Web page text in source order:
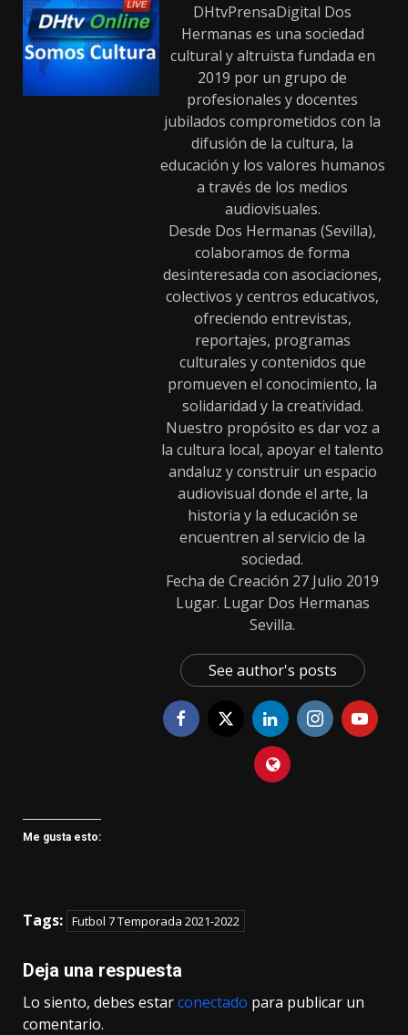
DHtvPrensaDigital Dos
Hermanas es una sociedad
cultural y altruista fundada en
2019 por un grupo de
profesionales y docentes
jubilados comprometidos con la
difusión de la cultura, la
educación y los valores humanos
a través de los medios
audiovisuales.
Desde Dos Hermanas (Sevilla),
colaboramos de forma
desinteresada con asociaciones,
colectivos y centros educativos,
ofreciendo entrevistas,
reportajes, programas
culturales y contenidos que
promueven el conocimiento, la
solidaridad y la creatividad.
Nuestro propósito es dar voz a
la cultura local, apoyar el talento
andaluz y construir un espacio
audiovisual donde el arte, la
historia y la educación se
encuentren al servicio de la
sociedad.
Fecha de Creación 27 Julio 2019
Lugar. Lugar Dos Hermanas
Sevilla.
See author's posts
Me gusta esto:
Tags: Futbol 7 Temporada 2021-2022
Deja una respuesta
Lo siento, debes estarconectado para publicar un
comentario.